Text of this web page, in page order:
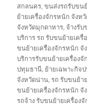
on
สกลนคร,ขนส่งรถรับขน
ย้ายเครื่องจักรหนัก จังห
จังหวัดมุกดาหาร, จ้างรับ
บริการ รถ รับขนย้ายเค
ขนย้ายเครื่องจักรหนัก
บริการรับขนย้ายเครื่อง
ปทุมธานี, ย้ายเฉพาะกิจ
จังหวัดน่าน,รถ รับขนย้า
ขนย้ายเครื่องจักรหนัก จั
รถจ้าง รับขนย้ายเครื่อง